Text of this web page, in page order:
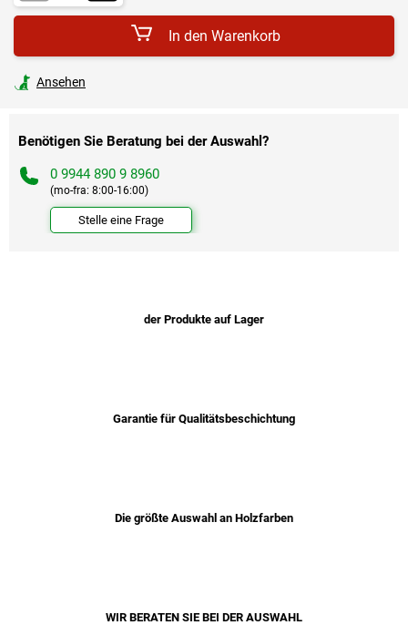
In den Warenkorb
Ansehen
Benötigen Sie Beratung bei der Auswahl?
0 9944 890 9 8960
(mo-fra: 8:00-16:00)
Stelle eine Frage
der Produkte auf Lager
Garantie für Qualitätsbeschichtung
Die größte Auswahl an Holzfarben
WIR BERATEN SIE BEI ​​DER AUSWAHL